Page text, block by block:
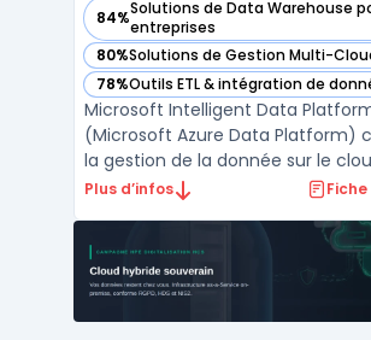
84%Solutions de Data Warehouse
entreprises
— voir Microsoft Intelligent Data
80%Solutions de Gestion Multi-
— voir Microsoft Intelligent Data
78%Outils ETL & intégration de
— voir Microsoft Intelligent Data
Microsoft Intelligent Data
(Microsoft Azure Data Platform)
la gestion de la donnée sur le
limiter la fragmentation des
réel aux informations. Cette
réunit bases de données, outils
avancée et ...
Plus d’infos